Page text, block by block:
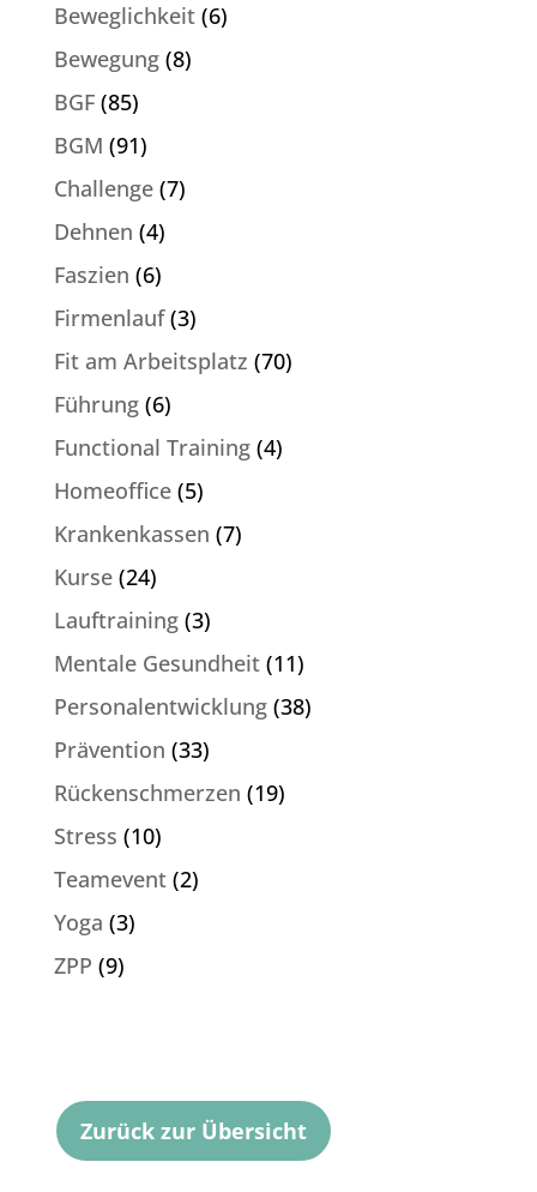
Beweglichkeit(6)
Bewegung(8)
BGF(85)
BGM (91)
Challenge(7)
Dehnen (4)
Faszien (6)
Firmenlauf(3)
Fit am Arbeitsplatz (70)
Führung(6)
Functional Training(4)
Homeoffice(5)
Krankenkassen (7)
Kurse(24)
Lauftraining(3)
Mentale Gesundheit(11)
Personalentwicklung(38)
Prävention (33)
Rückenschmerzen (19)
Stress (10)
Teamevent(2)
Yoga (3)
ZPP (9)
Zurück zur Übersicht